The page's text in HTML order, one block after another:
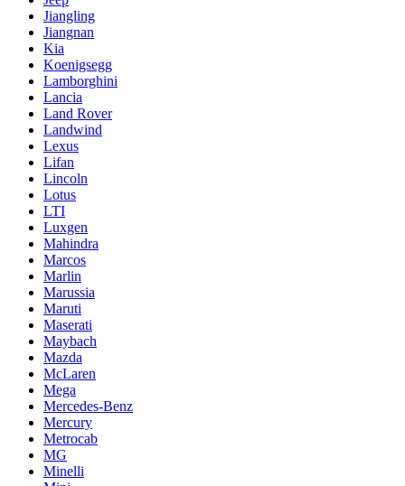
Jiangling
Jiangnan
Kia
Koenigsegg
Lamborghini
Lancia
Land Rover
Landwind
Lexus
Lifan
Lincoln
Lotus
LTI
Luxgen
Mahindra
Marcos
Marlin
Marussia
Maruti
Maserati
Maybach
Mazda
McLaren
Mega
Mercedes-Benz
Mercury
Metrocab
MG
Minelli